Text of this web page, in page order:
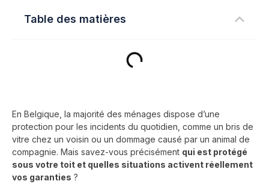
Table des matières
En Belgique, la majorité des ménages dispose d’une
protection pour les incidents du quotidien, comme un bris de
vitre chez un voisin ou un dommage causé par un animal de
compagnie. Mais savez-vous précisément qui est protégé
sous votre toit et quelles situations activent réellement
vos garanties ?